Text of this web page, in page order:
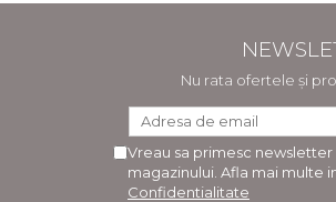
Nu rata ofertele și
Vreau sa primesc
magazinului. Afla mai multe
Confidentialitate